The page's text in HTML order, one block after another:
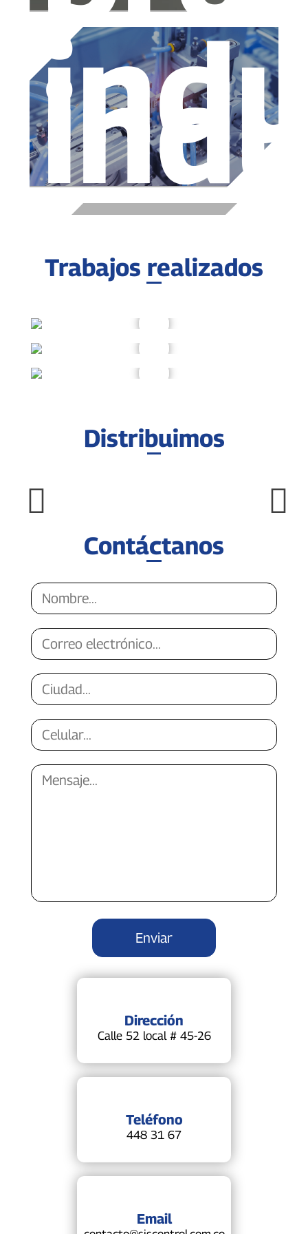
Trabajos realizados
Distribuimos
Contáctanos
Dirección
Calle 52 local # 45-26
Teléfono
448 31 67
Email